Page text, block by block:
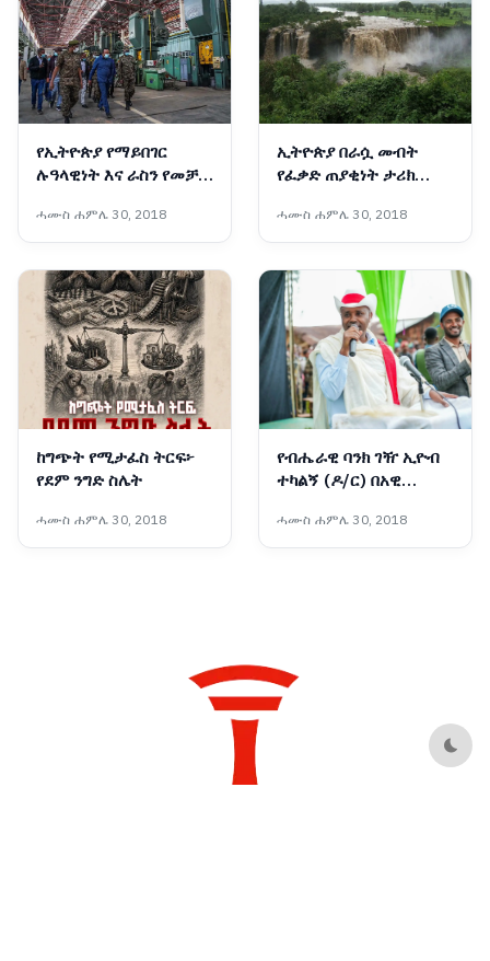
የኢትዮጵያ የማይበገር
ሉዓላዊነት እና ራስን የመቻል
ሓሙስ ሐምሌ 30, 2018
ኢትዮጵያ በራሷ መብት
የፈቃድ ጠያቂነት ታሪክ
ሓሙስ ሐምሌ 30, 2018
ከግጭት የሚታፈስ ትርፍ፦
የደም ንግድ ስሌት
ሓሙስ ሐምሌ 30, 2018
የብሔራዊ ባንክ ገዥ ኢዮብ
ተካልኝ (ዶ/ር) በአዊ
የገጠር ኮሪደር ልማት ሥራን
አስጀመሩ
ሓሙስ ሐምሌ 30, 2018